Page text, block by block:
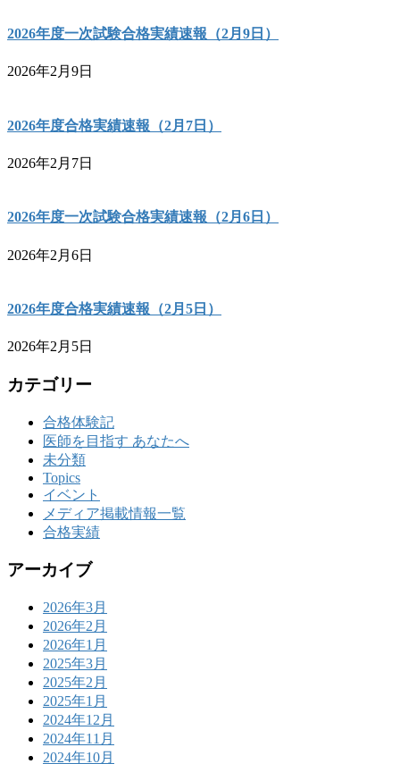
2026年度一次試験合格実績速報（2月9日）
2026年2月9日
2026年度合格実績速報（2月7日）
2026年2月7日
2026年度一次試験合格実績速報（2月6日）
2026年2月6日
2026年度合格実績速報（2月5日）
2026年2月5日
カテゴリー
合格体験記
医師を目指す あなたへ
未分類
Topics
イベント
メディア掲載情報一覧
合格実績
アーカイブ
2026年3月
2026年2月
2026年1月
2025年3月
2025年2月
2025年1月
2024年12月
2024年11月
2024年10月